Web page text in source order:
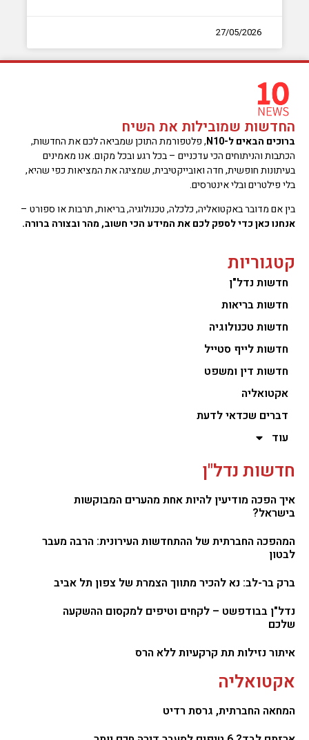
27/05/2026
החדשות שמובילות את השיח
ברוכים הבאים ל-N10
, פלטפורמת התוכן שמביאה לכם את החדשות,
הכתבות והניתוחים הכי עדכניים – בכל רגע ובכל מקום. אנו מאמינים
בעיתונות חופשית, חדה ואובייקטיבית, שמציגה את המציאות כפי שהיא,
בלי פילטרים ובלי אינטרסים.
בין אם מדובר באקטואליה, כלכלה, טכנולוגיה, בריאות, תרבות או ספורט –
אנחנו כאן כדי לספק לכם את המידע הכי חשוב, מהר ובצורה ברורה.
קטגוריות
חדשות נדל"ן
חדשות בריאות
חדשות טכנולוגיה
חדשות לייף סטייל
חדשות דין ומשפט
אקטואליה
דברים שכדאי לדעת
עוד
חדשות נדל"ן
איך הפכה מודיעין להיות אחת מהערים המבוקשות
בישראל?
המהפכה החברתית של ההתחדשות העירונית: הרבה מעבר
לבטון
ברק בר-לב: נא להכיר מתווך הצמרת של צפון תל אביב
נדל"ן בבודפשט – לקחים וטיפים למקסום ההשקעה
שלכם
איתור נזילות תת קרקעיות ללא הרס
אקטואליה
המחאה החברתית, גרסת רדיט